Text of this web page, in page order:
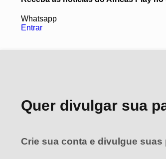
Whatsapp
Entrar
Quer divulgar sua
Crie sua conta e divulgue